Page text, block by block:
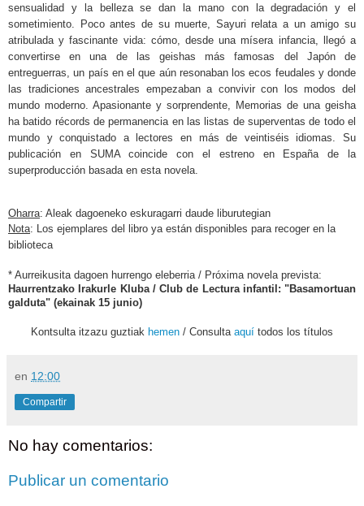
sensualidad y la belleza se dan la mano con la degradación y el
sometimiento. Poco antes de su muerte, Sayuri relata a un amigo su
atribulada y fascinante vida: cómo, desde una mísera infancia, llegó a
convertirse en una de las geishas más famosas del Japón de
entreguerras, un país en el que aún resonaban los ecos feudales y donde
las tradiciones ancestrales empezaban a convivir con los modos del
mundo moderno. Apasionante y sorprendente, Memorias de una geisha
ha batido récords de permanencia en las listas de superventas de todo el
mundo y conquistado a lectores en más de veintiséis idiomas. Su
publicación en SUMA coincide con el estreno en España de la
superproducción basada en esta novela.
Oharra: Aleak dagoeneko eskuragarri daude liburutegian
Nota: Los ejemplares del libro ya están disponibles para recoger en la
biblioteca
* Aurreikusita dagoen hurrengo eleberria / Próxima novela prevista:
Haurrentzako Irakurle Kluba / Club de Lectura infantil: "Basamortuan
galduta" (ekainak 15 junio)
Kontsulta itzazu guztiak hemen / Consulta aquí todos los títulos
en 12:00
Compartir
No hay comentarios:
Publicar un comentario